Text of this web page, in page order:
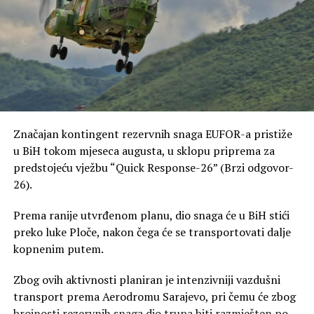
Značajan kontingent rezervnih snaga EUFOR-a pristiže
u BiH tokom mjeseca augusta, u sklopu priprema za
predstojeću vježbu “Quick Response-26” (Brzi odgovor-
26).
Prema ranije utvrđenom planu, dio snaga će u BiH stići
preko luke Ploče, nakon čega će se transportovati dalje
kopnenim putem.
Zbog ovih aktivnosti planiran je intenzivniji vazdušni
transport prema Aerodromu Sarajevo, pri čemu će zbog